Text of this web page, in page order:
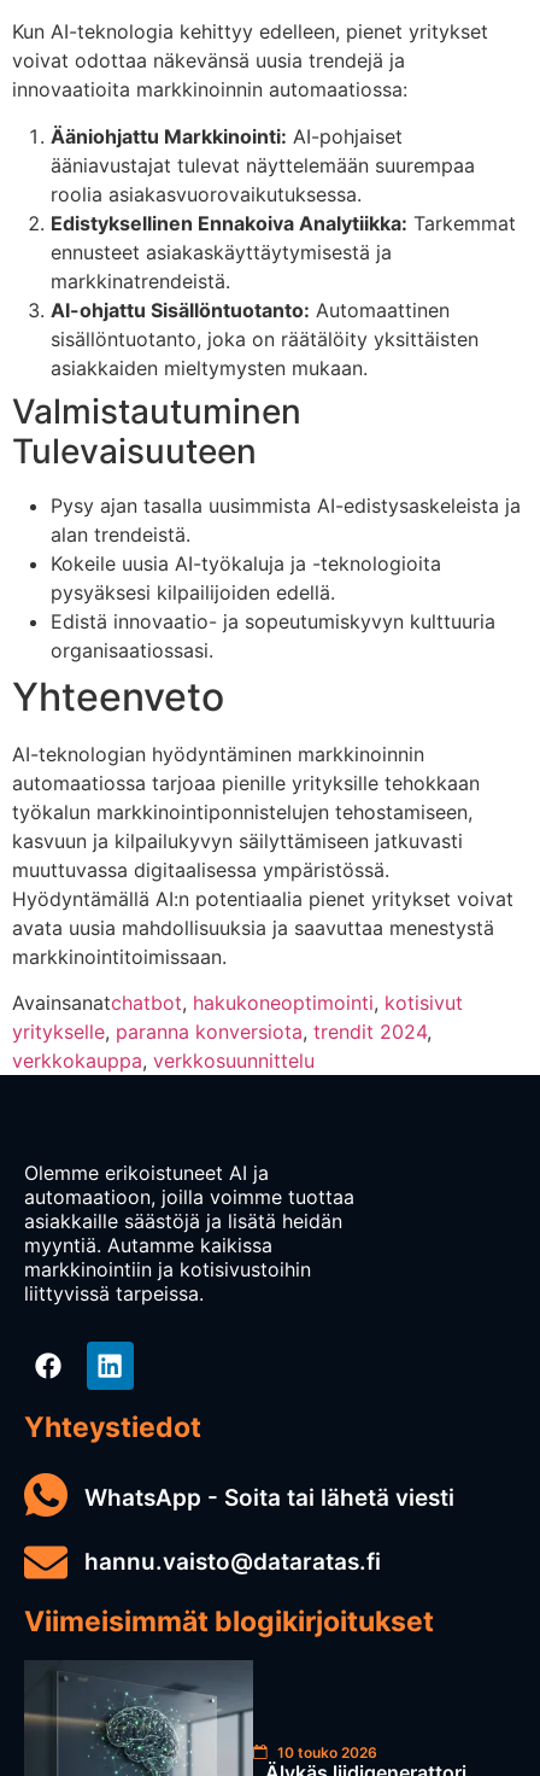
Kun AI-teknologia kehittyy edelleen, pienet yritykset
voivat odottaa näkevänsä uusia trendejä ja
innovaatioita markkinoinnin automaatiossa:
Ääniohjattu Markkinointi: AI-pohjaiset
ääniavustajat tulevat näyttelemään suurempaa
roolia asiakasvuorovaikutuksessa.
Edistyksellinen Ennakoiva Analytiikka: Tarkemmat
ennusteet asiakaskäyttäytymisestä ja
markkinatrendeistä.
AI-ohjattu Sisällöntuotanto: Automaattinen
sisällöntuotanto, joka on räätälöity yksittäisten
asiakkaiden mieltymysten mukaan.
Valmistautuminen
Tulevaisuuteen
Pysy ajan tasalla uusimmista AI-edistysaskeleista ja
alan trendeistä.
Kokeile uusia AI-työkaluja ja -teknologioita
pysyäksesi kilpailijoiden edellä.
Edistä innovaatio- ja sopeutumiskyvyn kulttuuria
organisaatiossasi.
Yhteenveto
AI-teknologian hyödyntäminen markkinoinnin
automaatiossa tarjoaa pienille yrityksille tehokkaan
työkalun markkinointiponnistelujen tehostamiseen,
kasvuun ja kilpailukyvyn säilyttämiseen jatkuvasti
muuttuvassa digitaalisessa ympäristössä.
Hyödyntämällä AI:n potentiaalia pienet yritykset voivat
avata uusia mahdollisuuksia ja saavuttaa menestystä
markkinointitoimissaan.
Avainsanatchatbot, hakukoneoptimointi, kotisivut
yritykselle, paranna konversiota, trendit 2024,
verkkokauppa, verkkosuunnittelu
Olemme erikoistuneet AI ja
automaatioon, joilla voimme tuottaa
asiakkaille säästöjä ja lisätä heidän
myyntiä. Autamme kaikissa
markkinointiin ja kotisivustoihin
liittyvissä tarpeissa.
Yhteystiedot
WhatsApp - Soita tai lähetä viesti
hannu.vaisto@dataratas.fi
Viimeisimmät blogikirjoitukset
10 touko 2026